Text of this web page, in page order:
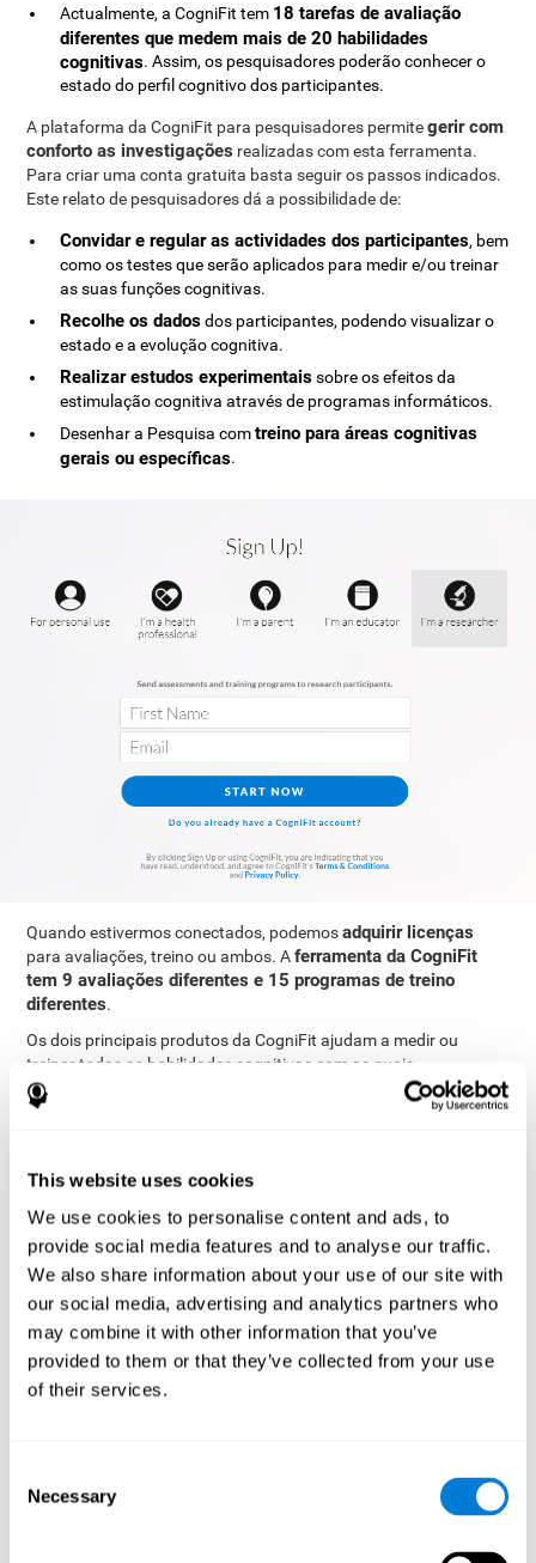
This website uses cookies
We use cookies to personalise content and ads, to
provide social media features and to analyse our traffic.
We also share information about your use of our site with
our social media, advertising and analytics partners who
may combine it with other information that you’ve
provided to them or that they’ve collected from your use
of their services.
Selection
Necessary
Actualmente, a CogniFit tem 18 tarefas de avaliação
diferentes que medem mais de 20 habilidades
cognitivas. Assim, os pesquisadores poderão conhecer o
estado do perfil cognitivo dos participantes.
A plataforma da CogniFit para pesquisadores permitegerir com
conforto as investigações realizadas com esta ferramenta.
Para criar uma conta gratuita basta seguir os passos indicados.
Este relato de pesquisadores dá a possibilidade de:
Convidar e regular as actividades dos participantes, bem
como os testes que serão aplicados para medir e/ou treinar
as suas funções cognitivas.
Recolhe os dadosdos participantes, podendo visualizar o
estado e a evolução cognitiva.
Realizar estudos experimentaissobre os efeitos da
estimulação cognitiva através de programas informáticos.
Desenhar a Pesquisa comtreino para áreas cognitivas
gerais ou específicas.
Quando estivermos conectados, podemosadquirir licenças
para avaliações, treino ou ambos. Aferramenta da CogniFit
tem 9 avaliações diferentes e 15 programas de treino
diferentes.
Os dois principais produtos da CogniFit ajudam a medir ou
treinar todas as habilidades cognitivas com as quais
trabalhamos com
permite criar um perfil completo do estado cognitivo
Avaliação Geral (CAB, mas a CogniFit também oferece
testes de avaliação mais específicos: para Parkinson,
Depressão, Dislexia, TDAH e outros. No início de cada tarefa,
o que o participante deve fazer será explicado de forma
interativa.
Treinos : Commais de 30 jogos de treino, é possível
estimular todas as habilidades cognitivas
disso, a CogniFit também oferece treinos para patologias
específicas. Os jogos incluem uma explicação interactiva
funcionam. Cada sessão de treino dura aproximadamente